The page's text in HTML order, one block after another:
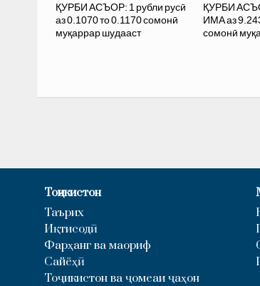
ҚУРБИ АСЪОР: 1 рубли русӣ
аз 0.1070 то 0.1170 сомонӣ
муқаррар шудааст
ҚУРБИ
ИМА аз
сомонӣ
Тоҷикистон
Таърих
Иқтисодӣ
Фарҳанг ва маориф
Сайёҳӣ
Тоҷикистон ва ҷомеаи ҷаҳон